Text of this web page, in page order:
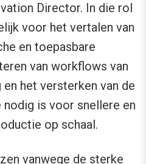
Director. In die rol
voor het vertalen van
en toepasbare
van workflows van
het versterken van de
is voor snellere en
op schaal.
vanwege de sterke